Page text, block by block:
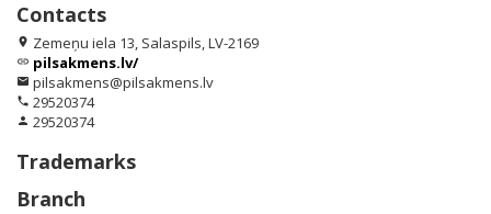
Contacts
location_on Zemeņu iela 13, Salaspils, LV-2169
link pilsakmens.lv/
email pilsakmens@pilsakmens.lv
phone 29520374
person 29520374
Trademarks
Branch